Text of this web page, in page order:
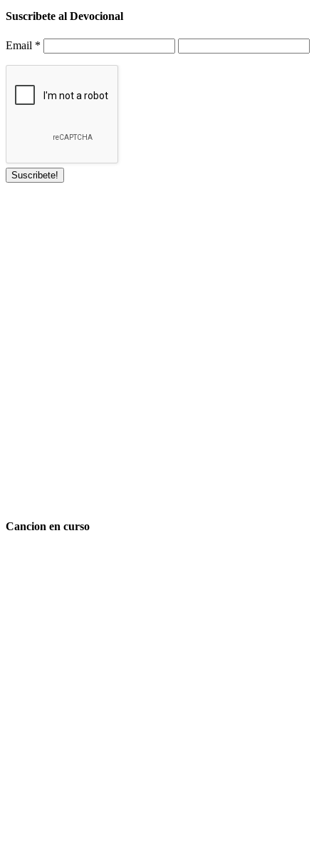
Suscribete al Devocional
Email *
Cancion en curso